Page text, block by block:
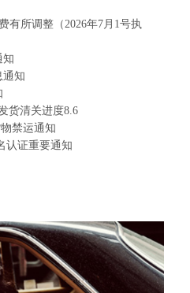
有所调整（2026年7月1号执
知
通知
货清关进度8.6
禁运通知
认证重要通知